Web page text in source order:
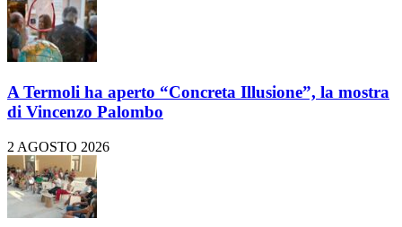
A Termoli ha aperto “Concreta Illusione”, la mostra
di Vincenzo Palombo
2 AGOSTO 2026